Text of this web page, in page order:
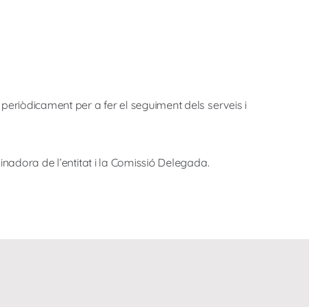
per a fer el seguiment dels serveis i
de l’entitat i la Comissió Delegada.